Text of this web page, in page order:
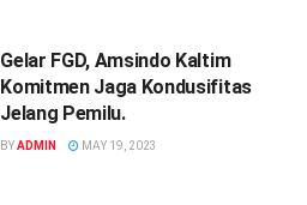
Gelar FGD, Amsindo Kaltim
Komitmen Jaga Kondusifitas
Jelang Pemilu.
BYADMIN MAY 19, 2023